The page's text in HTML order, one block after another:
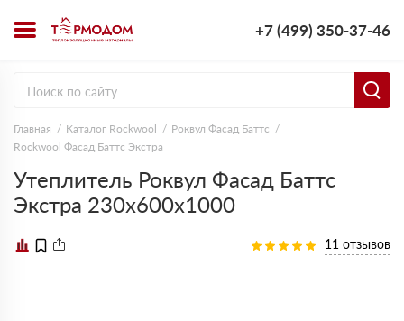
+7 (499) 350-37-46
Главная Каталог Rockwool
Роквул Фасад Баттс
Rockwool Фасад Баттс Экстра
Утеплитель Роквул Фасад Баттс
Экстра 230х600х1000
11 отзывов